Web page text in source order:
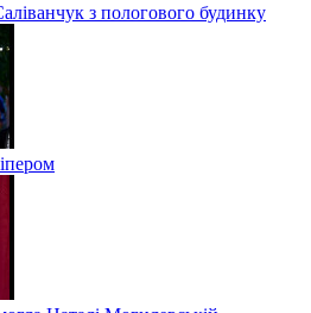
з пологового будинку